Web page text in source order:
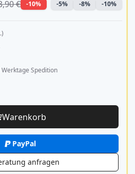
€ -10% -5% -8% -10%
Spedition
Warenkorb
PayPal
anfragen